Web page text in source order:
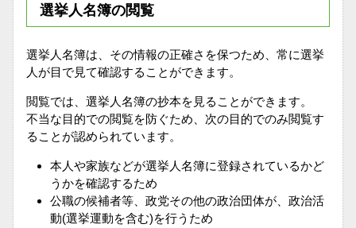
選挙人名簿の閲覧
選挙人名簿は、その情報の正確さを保つため、常に選挙
人が目で見て確認することができます。
閲覧では、選挙人名簿の抄本を見ることができます。
不当な目的での閲覧を防ぐため、次の目的でのみ閲覧す
ることが認められています。
本人や家族などが選挙人名簿に登録されているかど
うかを確認するため
公職の候補者等、政党その他の政治団体が、政治活
動(選挙運動を含む)を行うため